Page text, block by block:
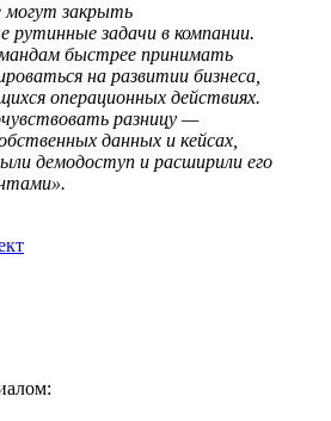
могут закрыть
рутинные задачи в компании.
быстрее принимать
на развитии бизнеса,
операционных действиях.
разницу —
данных и кейсах,
демодоступ и расширили его